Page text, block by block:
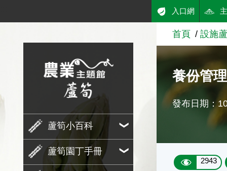
農業知識入口網
蘆筍小百科
蘆筍園丁手冊
入口網
首頁 設施
養份管理
發布日期：
2943